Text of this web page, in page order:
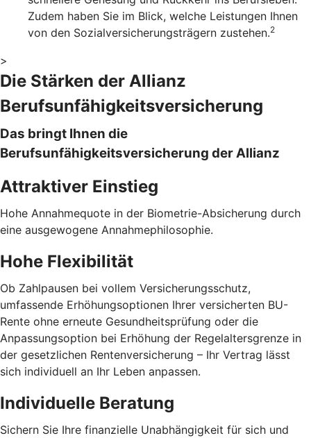
Zudem haben Sie im Blick, welche Leistungen Ihnen
von den Sozialversicherungsträgern zustehen.2
>
Die Stärken der Allianz
Berufsunfähigkeitsversicherung
Das bringt Ihnen die
Berufsunfähigkeitsversicherung der Allianz
Attraktiver Einstieg
Hohe Annahmequote in der Biometrie-Absicherung durch
eine ausgewogene Annahmephilosophie.
Hohe Flexibilität
Ob Zahlpausen bei vollem Versicherungsschutz,
umfassende Erhöhungsoptionen Ihrer versicherten BU-
Rente ohne erneute Gesundheitsprüfung oder die
Anpassungsoption bei Erhöhung der Regelaltersgrenze in
der gesetzlichen Rentenversicherung – Ihr Vertrag lässt
sich individuell an Ihr Leben anpassen.
Individuelle Beratung
Sichern Sie Ihre finanzielle Unabhängigkeit für sich und